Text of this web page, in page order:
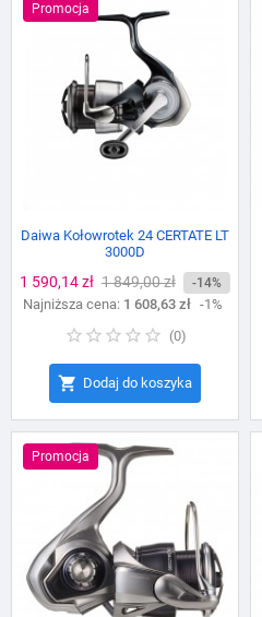
Promocja
Daiwa Kołowrotek 24 CERTATE LT
3000D
Cena
1 590,14 zł Cena
podstawowa
1 849,00 zł -14%
Najniższa cena: 1 608,63 zł -1%
(0)
 Dodaj do koszyka
Promocja